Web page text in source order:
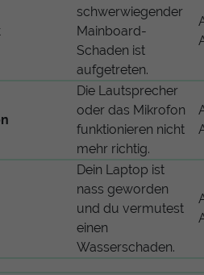
schwerwiegender
Mainboard-
Schaden ist
aufgetreten.
Die Lautsprecher
oder das Mikrofon
funktionieren nicht
mehr richtig.
Dein Laptop ist
nass geworden
und du vermutest
einen
Wasserschaden.